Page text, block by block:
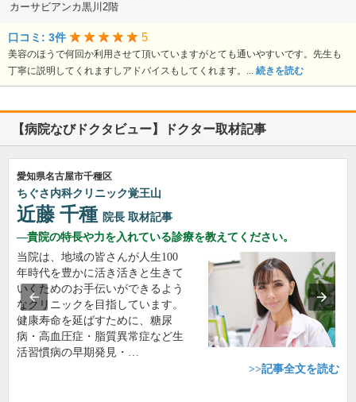
カーサビアンカ黒川2階
口コミ: 3件 5
美容のほうで何回か利用させて頂いていますがとても通いやすいです。先生も
丁寧に説明してくれますしアドバイスもしてくれます。... 続きを読む
【病院なびドクタビュー】ドクター取材記事
愛知県名古屋市千種区
ちぐさ内科クリニック覚王山
近藤 千種 院長 取材記事
貴院の特長や力を入れている診療を教えてください。
当院は、地域の皆さんが人生100
年時代を豊かに活き活きと生きて
いくためのお手伝いができるよう
なクリニックを目指しています。
健康寿命を延ばすために、糖尿
病・高血圧症・脂質異常症など生
活習慣病の早期発見・…
>>記事全文を読む